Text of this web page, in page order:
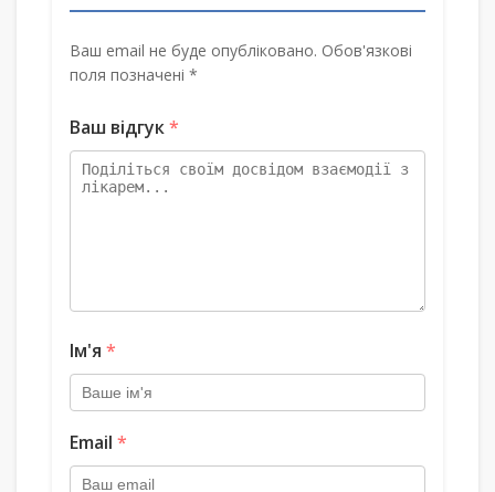
Ваш email не буде опубліковано. Обов'язкові
поля позначені *
Ваш відгук*
Ім'я *
Email *